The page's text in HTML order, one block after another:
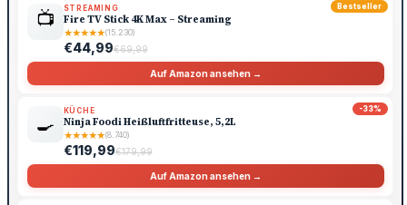
Bestseller
📺 STREAMING
Fire TV Stick 4K Max – Streaming
★★★★★(15.230)
€44,99€69,99
Auf Amazon ansehen →
-33%
🍳
KÜCHE
Ninja Foodi Heißluftfritteuse, 5,2L
★★★★★(8.740)
€119,99€179,99
Auf Amazon ansehen →